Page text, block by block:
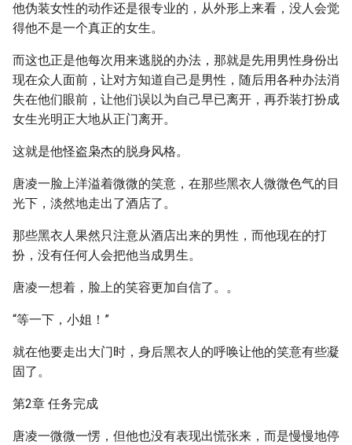
他伪装女性的动作还是很专业的，从外形上来看，没人会觉
得他不是一个真正的女生。
而这也正是他每次用来逃脱的办法，那就是先用男性身份出
现在众人面前，让对方知道自己是男性，随后用各种办法消
失在他们眼前，让他们误以为自己早已离开，再乔装打扮成
女生光明正大地从正门离开。
这就是他怪盗枭杰的脱身风格。
唐凌一脸上洋溢着微微的笑意，在那些黑衣人微微色气的目
光下，淡然地走出了酒店了。
那些黑衣人果然只注意从酒店出来的男性，而他现在的打
扮，没有任何人会把他当成男生。
唐凌一想着，脸上的笑容更加自信了。。
“等一下，小姐！”
就在他要走出大门时，身后黑衣人的呼唤让他的笑意有些凝
固了。
第2章 任务完成
唐凌一微微一愣，但他也没有表现出慌张来，而是慢慢地停